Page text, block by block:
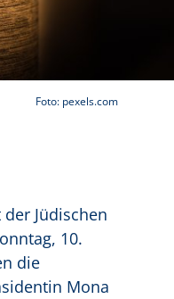
Foto: pexels.com
Jüdischen
10.
die
Mona